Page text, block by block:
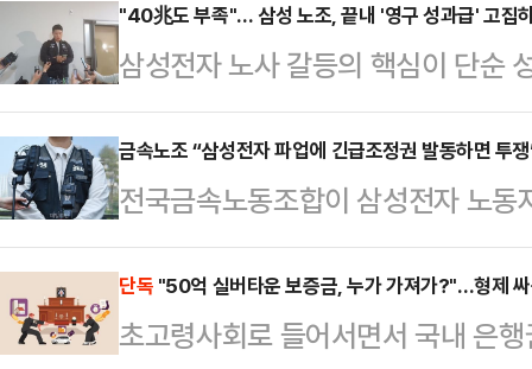
사와 주주, 국가 발전을 함께 고려
날 열리는 현대차그룹 양재사옥 로
홀'에 앞서 현대차그룹 양재사옥에
갈등과 관련한 대응 방향을 묻는 질
회사가 발전할 수 있고 주주들도 중
러 가지를 고려해서 판…
"40兆도 부족"… 삼성 노조, 끝내 '영구 성과급' 고집
삼성전자 노사 갈등의 핵심이 단순
조'로 옮겨가고 있다. 중앙노동위
실상 40조원에 달하는 특별보상 가
노조는 "제도화 없이는 의미 없다"
따르면 삼성전자 사측은 이날 노조
회사 측은 "중노위 사후조정 과정
대화를 요청했다. 앞서 중노위도
금속노조 “삼성전자 파업에 긴급조정권 발동하면 투
전국금속노동조합이 삼성전자 노
발동할 경우 투쟁에 나서겠다고 경
부가 직권으로 파업중지권인 긴급
것”이라며 “노동3권을 난도질하는
단독 "50억 실버타운 보증금, 누가 가져가?"…형제
초고령사회로 들어서면서 국내 은